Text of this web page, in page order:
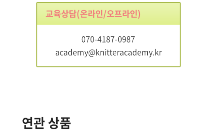
교육상담(온라인/오프라인)
070-4187-0987
academy@knitteracademy.kr
연관 상품